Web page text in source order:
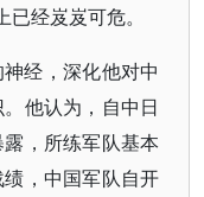
经岌岌可危。
经，深化他对中
他认为，自中日
，所练军队基本
，中国军队自开